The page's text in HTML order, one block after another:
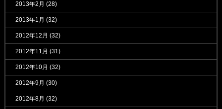
2013年2月 (28)
2013年1月 (32)
2012年12月 (32)
2012年11月 (31)
2012年10月 (32)
2012年9月 (30)
2012年8月 (32)